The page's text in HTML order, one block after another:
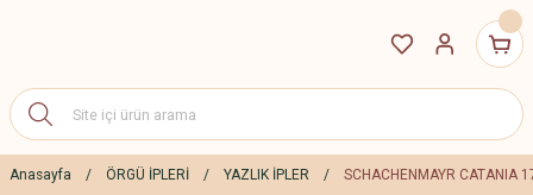
Anasayfa ÖRGÜ İPLERİ YAZLIK İPLER SCHACHENMAYR CATANIA